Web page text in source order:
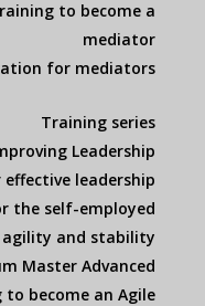
to become a
mediator
for mediators
Training series
Leadership
leadership
the self-employed
agility and stability
Master Advanced
become an Agile